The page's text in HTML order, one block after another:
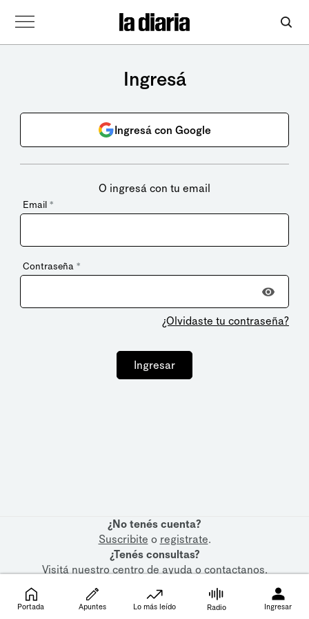
Ingresá
Ingresá con Google
O ingresá con tu email
Email *
Contraseña *
¿Olvidaste tu contraseña?
Ingresar
¿No tenés cuenta?
Suscribite o registrate.
¿Tenés consultas?
Visitá nuestrocentro de ayudaocontactanos.
Portada Apuntes Lo más leído Radio Ingresar